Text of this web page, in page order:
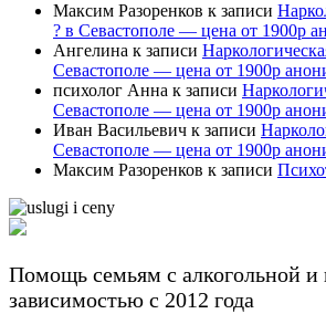
Максим Разоренков к записи
? в Севастополе — цена от 1900р
Ангелина к записи
Севастополе — цена от 1900р
психолог Анна к записи
Севастополе — цена от 1900р
Иван Васильевич к записи
Севастополе — цена от 1900р
Максим Разоренков к записи
Помощь семьям с алкогольной и
зависимостью с 2012 года